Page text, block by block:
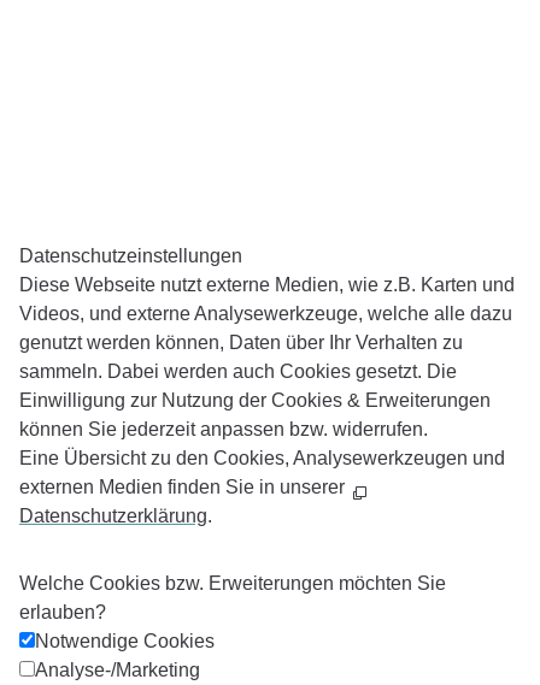
Daten­schutz­ein­stellungen
Diese Webseite nutzt externe Medien, wie z.B. Karten und
Videos, und externe Analysewerkzeuge, welche alle dazu
genutzt werden können, Daten über Ihr Verhalten zu
sammeln. Dabei werden auch Cookies gesetzt. Die
Einwilligung zur Nutzung der Cookies & Erweiterungen
können Sie jederzeit anpassen bzw. widerrufen.
Eine Übersicht zu den Cookies, Analysewerkzeugen und
externen Medien finden Sie in unserer
Datenschutzerklärung.
Welche Cookies bzw. Erweiterungen möchten Sie
erlauben?
Notwendige Cookies
Analyse-/Marketing